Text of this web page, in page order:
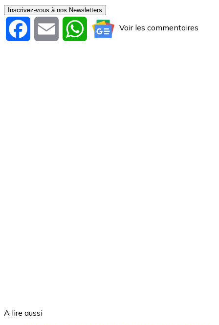
Inscrivez-vous à nos Newsletters
Facebook Email WhatsAppVoir les commentaires
A lire aussi